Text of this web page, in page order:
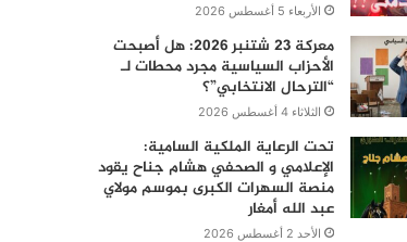
الأربعاء 5 أغسطس 2026
معركة 23 شتنبر 2026: هل أصبحت
الأحزاب السياسية مجرد محطات لـ
“الترحال الانتخابي”؟
الثلاثاء 4 أغسطس 2026
تحت الرعاية الملكية السامية:
الإعلامي و الصحفي هشام جناح يقود
منصة السهرات الكبرى بموسم مولاي
عبد الله أمغار
الأحد 2 أغسطس 2026